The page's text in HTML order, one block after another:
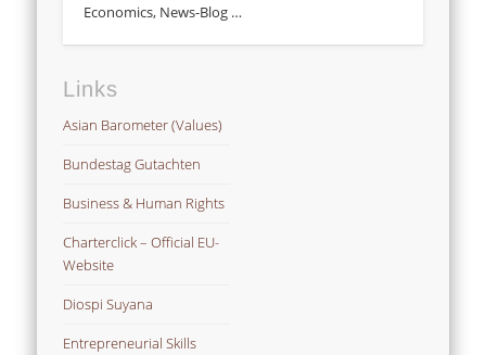
Economics, News-Blog …
Links
Asian Barometer (Values)
Bundestag Gutachten
Business & Human Rights
Charterclick – Official EU-
Website
Diospi Suyana
Entrepreneurial Skills